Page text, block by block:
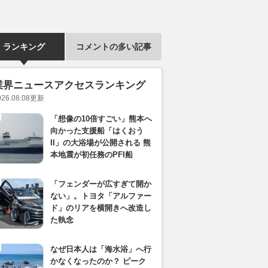
ランキング コメントの多い記事
界ニュースアクセスランキング
更新
「想像の10倍すごい」熊本へ
向かった支援船「はくおう
II」の大浴場が公開される 熊
本地震が初任務のPFI船
「フェンダーが広すぎて開か
ない」。トヨタ「アルファー
ド」のリアを横開きへ改造し
た執念
なぜ日本人は「海水浴」へ行
かなくなったのか？ ピーク